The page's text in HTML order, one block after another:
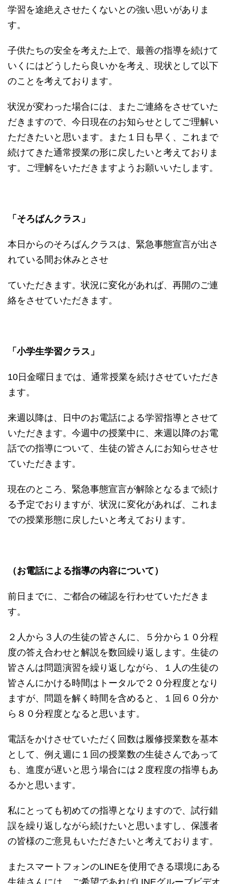
学習を途絶えさせたくないとの強い思いがありま
す。
子供たちの安全を考えた上で、最善の指導を続けて
いくにはどうしたら良いかを考え、現状として以下
のことを考えております。
状況が変わった場合には、またご連絡をさせていた
だきますので、今日現在のお知らせとしてご理解い
ただきたいと思います。また１日も早く、これまで
続けてきた通常授業の形に戻したいと考えておりま
す。ご理解をいただきますようお願いいたします。
「そろばんクラス」
本日からのそろばんクラスは、緊急事態宣言が出さ
れている間お休みとさせ
ていただきます。状況に変化があれば、再開のご連
絡をさせていただきます。
「小学生学習クラス」
10日金曜日までは、通常授業を続けさせていただき
ます。
来週以降は、日中のお電話による学習指導とさせて
いただきます。今週中の授業中に、来週以降のお電
話での指導について、生徒の皆さんにお知らせさせ
ていただきます。
現在のところ、緊急事態宣言が解除となるまで続け
る予定でおりますが、状況に変化があれば、これま
での授業形態に戻したいと考えております。
（お電話による指導の内容について）
前日までに、ご都合の確認を行わせていただきま
す。
２人から３人の生徒の皆さんに、５分から１０分程
度の答え合わせと解説を数回繰り返します。生徒の
皆さんは問題演習を繰り返しながら、１人の生徒の
皆さんにかける時間はトータルで２０分程度となり
ますが、問題を解く時間を含めると、１回６０分か
ら８０分程度となると思います。
電話をかけさせていただく回数は履修授業数を基本
として、例え週に１回の授業数の生徒さんであって
も、進度が遅いと思う場合には２度程度の指導もあ
るかと思います。
私にとっても初めての指導となりますので、試行錯
誤を繰り返しながら続けたいと思いますし、保護者
の皆様のご意見もいただきたいと考えております。
またスマートフォンのLINEを使用できる環境にある
生徒さんには、ご希望であればLINEグルーブビデオ